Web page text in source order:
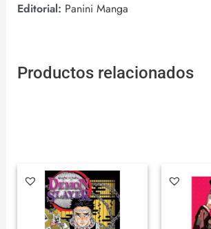
Editorial: Panini Manga
Productos relacionados